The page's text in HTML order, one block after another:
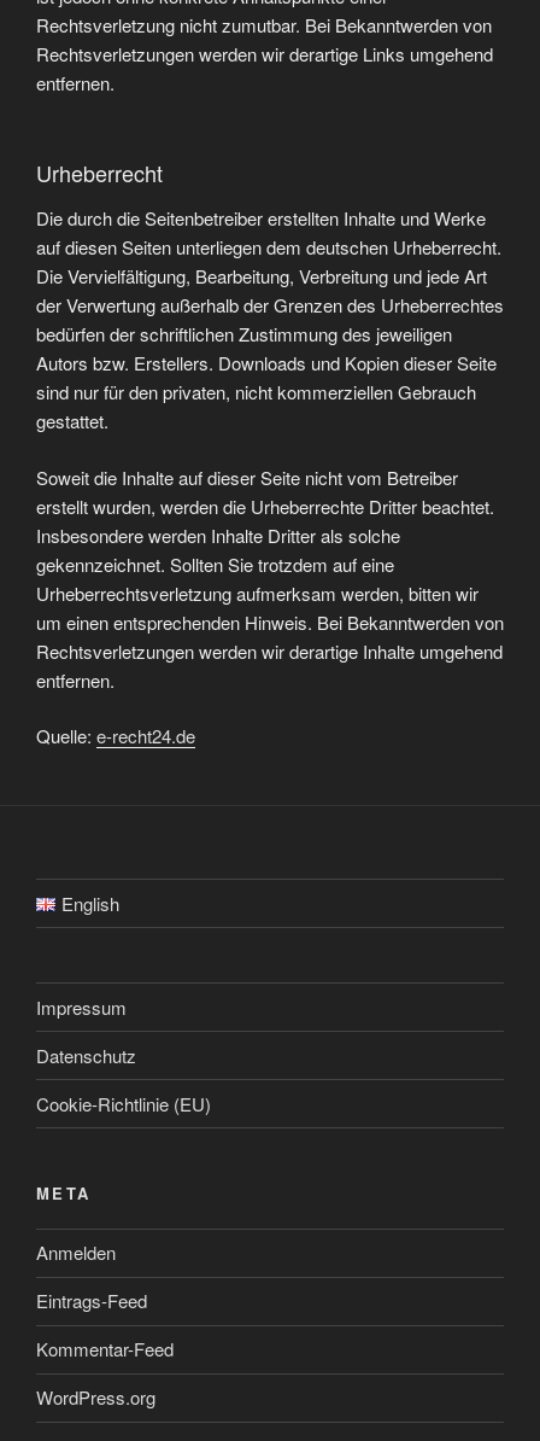
Rechtsverletzung nicht zumutbar. Bei Bekanntwerden von
Rechtsverletzungen werden wir derartige Links umgehend
entfernen.
Urheberrecht
Die durch die Seitenbetreiber erstellten Inhalte und Werke
auf diesen Seiten unterliegen dem deutschen Urheberrecht.
Die Vervielfältigung, Bearbeitung, Verbreitung und jede Art
der Verwertung außerhalb der Grenzen des Urheberrechtes
bedürfen der schriftlichen Zustimmung des jeweiligen
Autors bzw. Erstellers. Downloads und Kopien dieser Seite
sind nur für den privaten, nicht kommerziellen Gebrauch
gestattet.
Soweit die Inhalte auf dieser Seite nicht vom Betreiber
erstellt wurden, werden die Urheberrechte Dritter beachtet.
Insbesondere werden Inhalte Dritter als solche
gekennzeichnet. Sollten Sie trotzdem auf eine
Urheberrechtsverletzung aufmerksam werden, bitten wir
um einen entsprechenden Hinweis. Bei Bekanntwerden von
Rechtsverletzungen werden wir derartige Inhalte umgehend
entfernen.
Quelle: e-recht24.de
English
Impressum
Datenschutz
Cookie-Richtlinie (EU)
META
Anmelden
Eintrags-Feed
Kommentar-Feed
WordPress.org